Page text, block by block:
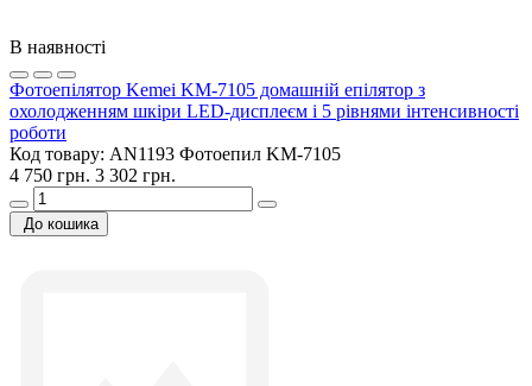
В наявності
Фотоепілятор Kemei KM-7105 домашній епілятор з
охолодженням шкіри LED-дисплеєм і 5 рівнями інтенсивності
роботи
Код товару: AN1193 Фотоепил KM-7105
4 750 грн. 3 302 грн.
До кошика